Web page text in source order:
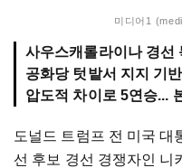
미디어1
사우스캐롤라이나 경선
공화당 텃밭서 지지 기
압도적 차이로 5연승...
도널드 트럼프 전 미국 대
선 후보 경선 경쟁자인 니